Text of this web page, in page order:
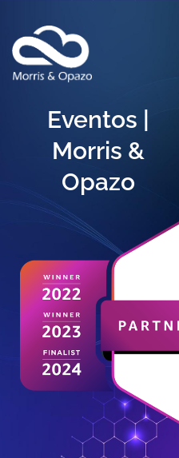
Eventos |
Morris &
Opazo​